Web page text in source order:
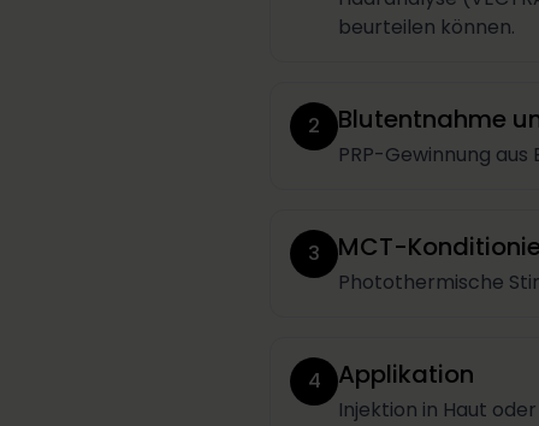
beurteilen können.
2 Blutentnahme
PRP-Gewinnung aus
3 MCT-
Photothermische
4 Applikation
Injektion in Haut